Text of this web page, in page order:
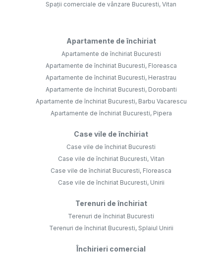
Spații comerciale de vânzare Bucuresti, Vitan
Apartamente de închiriat
Apartamente de închiriat Bucuresti
Apartamente de închiriat Bucuresti, Floreasca
Apartamente de închiriat Bucuresti, Herastrau
Apartamente de închiriat Bucuresti, Dorobanti
Apartamente de închiriat Bucuresti, Barbu Vacarescu
Apartamente de închiriat Bucuresti, Pipera
Case vile de închiriat
Case vile de închiriat Bucuresti
Case vile de închiriat Bucuresti, Vitan
Case vile de închiriat Bucuresti, Floreasca
Case vile de închiriat Bucuresti, Unirii
Terenuri de închiriat
Terenuri de închiriat Bucuresti
Terenuri de închiriat Bucuresti, Splaiul Unirii
Închirieri comercial